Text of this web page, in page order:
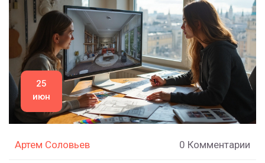
25
июн
Артем Соловьев 0 Комментарии